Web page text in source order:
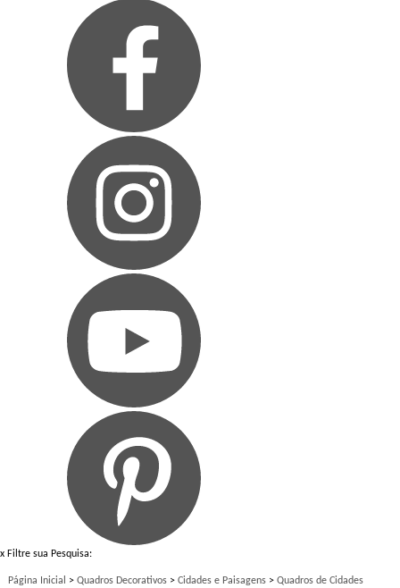
x Filtre sua Pesquisa:
Página Inicial > Quadros Decorativos > Cidades e Paisagens > Quadros de Cidades